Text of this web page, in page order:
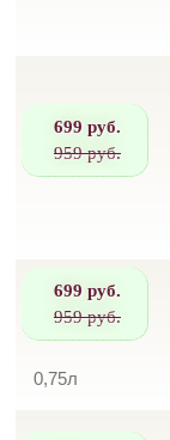
699 руб.
959 руб.
699 руб.
959 руб.
0,75л